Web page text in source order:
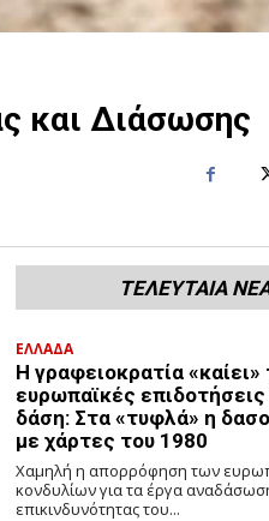
και Διάσωσης
ΤΕΛΕΥΤΑΙΑ
ΕΛΛΑΔΑ
H γραφειοκρατία «καίει»
ευρωπαϊκές επιδοτήσεις
δάση: Στα «τυφλά» η
με χάρτες του 1980
Χαμηλή η απορρόφηση των
κονδυλίων για τα έργα
επικινδυνότητας του...